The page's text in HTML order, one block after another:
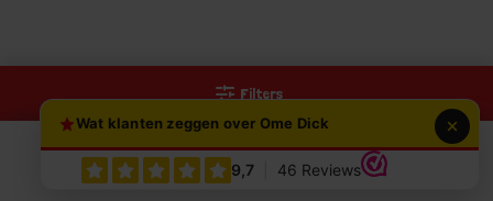
0
Filters
Wat klanten zeggen over Ome Dick